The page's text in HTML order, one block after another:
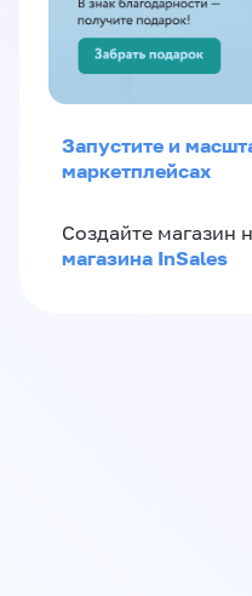
Запустите и
маркетплейсах
Создайте магазин
магазина InSales